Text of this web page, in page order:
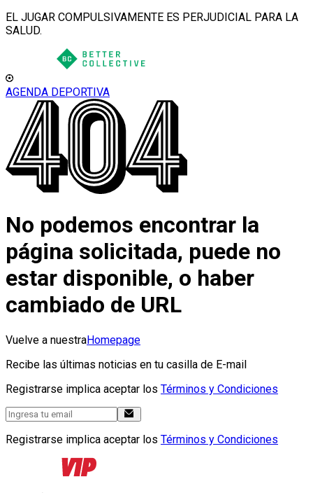
EL JUGAR COMPULSIVAMENTE ES PERJUDICIAL PARA LA
SALUD.
AGENDA DEPORTIVA
No podemos encontrar la
página solicitada, puede no
estar disponible, o haber
cambiado de URL
Vuelve a nuestraHomepage
Recibe las últimas noticias en tu casilla de E-mail
Registrarse implica aceptar los Términos y Condiciones
Registrarse implica aceptar los Términos y Condiciones